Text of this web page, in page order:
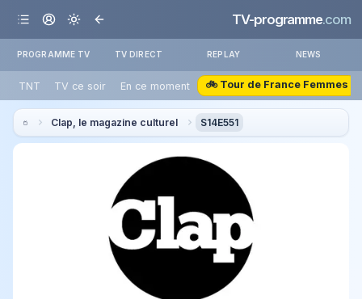
TV-programme.com
PROGRAMME TV TV DIRECT REPLAY NEWS
TNT TV ce soir En ce moment 🚲 Tour de France Femmes
Clap, le magazine culturel S14E551